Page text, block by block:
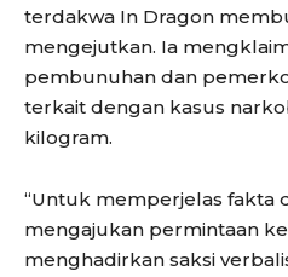
terdakwa In Dragon
mengejutkan. Ia
pembunuhan dan
terkait dengan kasus
kilogram.
“Untuk memperjelas fakta
mengajukan permintaan
menghadirkan saksi